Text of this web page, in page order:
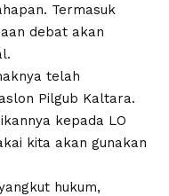
Termasuk
debat akan
telah
Pilgub Kaltara.
kepada LO
kita akan gunakan
hukum,